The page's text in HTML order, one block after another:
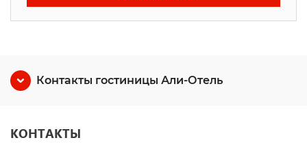
Контакты гостиницы Али-Отель
КОНТАКТЫ